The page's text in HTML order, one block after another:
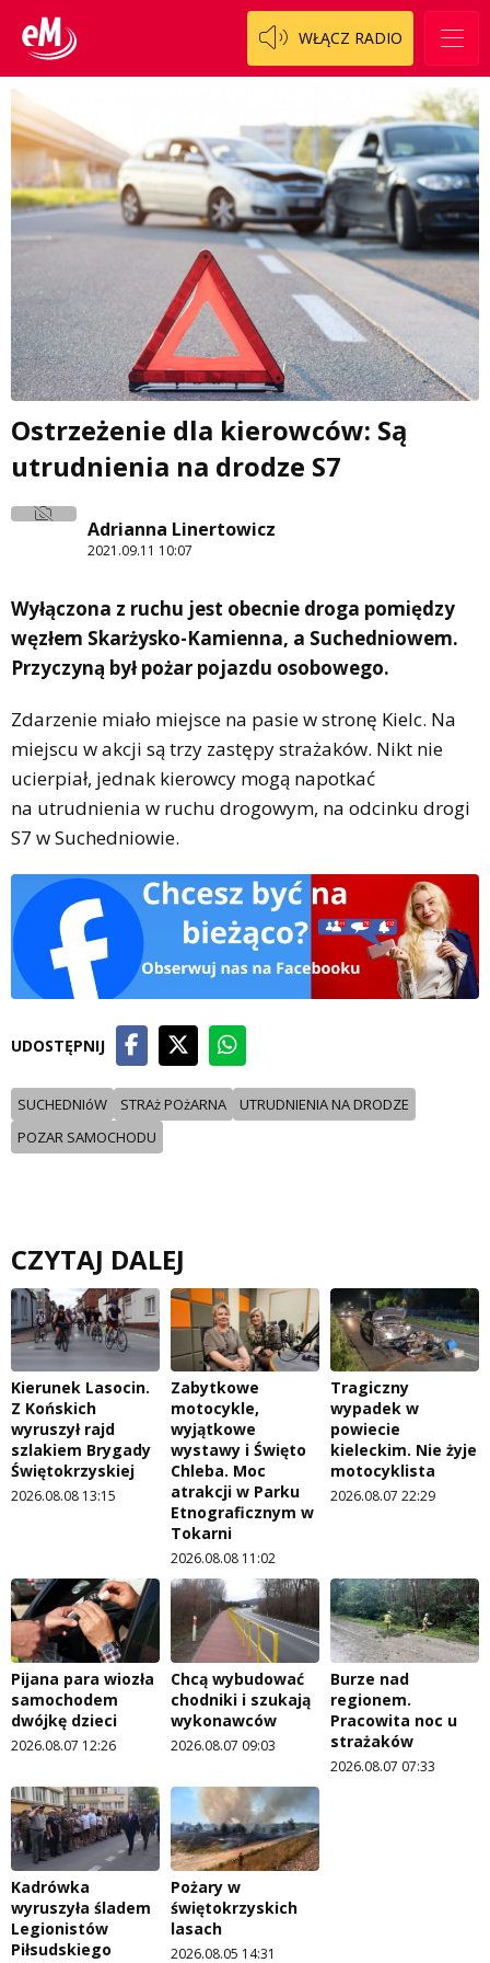
WŁĄCZ RADIO
Ostrzeżenie dla kierowców: Są
utrudnienia na drodze S7
Adrianna Linertowicz
2021.09.11 10:07
Wyłączona z ruchu jest obecnie droga pomiędzy
węzłem Skarżysko-Kamienna, a Suchedniowem.
Przyczyną był pożar pojazdu osobowego.
Zdarzenie miało miejsce na pasie w stronę Kielc. Na
miejscu w akcji są trzy zastępy strażaków. Nikt nie
ucierpiał, jednak kierowcy mogą napotkać
na utrudnienia w ruchu drogowym, na odcinku drogi
S7 w Suchedniowie.
UDOSTĘPNIJ
SUCHEDNIóW STRAż POżARNA
UTRUDNIENIA NA DRODZE
POZAR SAMOCHODU
CZYTAJ DALEJ
Kierunek Lasocin.
Z Końskich
wyruszył rajd
szlakiem Brygady
Świętokrzyskiej
2026.08.08 13:15
Zabytkowe
motocykle,
wyjątkowe
wystawy i Święto
Chleba. Moc
atrakcji w Parku
Etnograficznym w
Tokarni
2026.08.08 11:02
Tragiczny
wypadek w
powiecie
kieleckim. Nie żyje
motocyklista
2026.08.07 22:29
Pijana para wiozła
samochodem
dwójkę dzieci
2026.08.07 12:26
Chcą wybudować
chodniki i szukają
wykonawców
2026.08.07 09:03
Burze nad
regionem.
Pracowita noc u
strażaków
2026.08.07 07:33
Kadrówka
wyruszyła śladem
Legionistów
Piłsudskiego
Pożary w
świętokrzyskich
lasach
2026.08.05 14:31